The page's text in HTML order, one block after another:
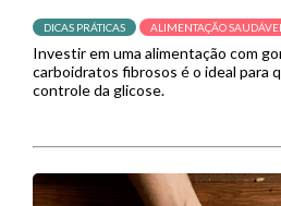
DICAS PRÁTICAS ALIMENTAÇÃO SAUDÁVEL
Investir em uma alimentação com
carboidratos fibrosos é o ideal para
controle da glicose.